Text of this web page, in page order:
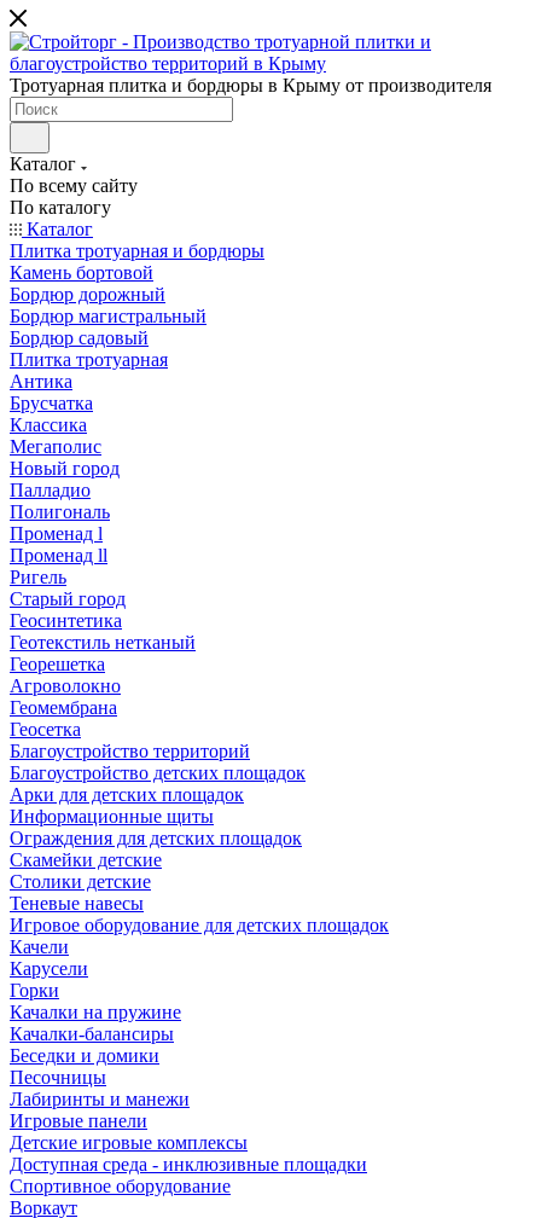
Тротуарная плитка и бордюры в Крыму от производителя
Каталог
По всему сайту
По каталогу
Каталог
Плитка тротуарная и бордюры
Камень бортовой
Бордюр дорожный
Бордюр магистральный
Бордюр садовый
Плитка тротуарная
Антика
Брусчатка
Классика
Мегаполис
Новый город
Палладио
Полигональ
Променад l
Променад ll
Ригель
Старый город
Геосинтетика
Геотекстиль нетканый
Георешетка
Агроволокно
Геомембрана
Геосетка
Благоустройство территорий
Благоустройство детских площадок
Арки для детских площадок
Информационные щиты
Ограждения для детских площадок
Скамейки детские
Столики детские
Теневые навесы
Игровое оборудование для детских площадок
Качели
Карусели
Горки
Качалки на пружине
Качалки-балансиры
Беседки и домики
Песочницы
Лабиринты и манежи
Игровые панели
Детские игровые комплексы
Доступная среда - инклюзивные площадки
Спортивное оборудование
Воркаут